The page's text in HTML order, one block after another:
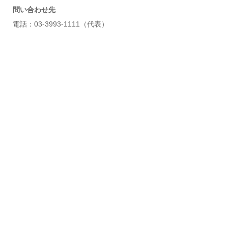
問い合わせ先
電話：03-3993-1111（代表）